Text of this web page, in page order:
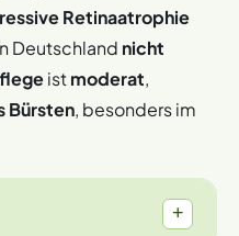
Retinaatrophie
Deutschland nicht
istmoderat,
Bürsten, besonders im
+